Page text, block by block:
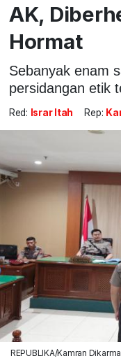
AK,
Hormat
Sebanyak enam
persidangan etik
Red: Israr Itah Rep:
REPUBLIKA/Kamran Dikarma